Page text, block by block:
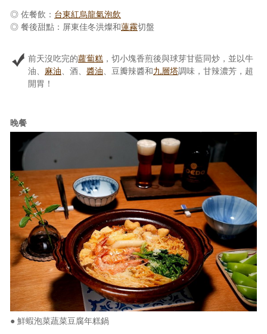
◎ 佐餐飲： 台東紅烏龍氣泡飲
◎ 餐後甜點：屏東佳冬洪燦和蓮霧切盤
前天沒吃完的蘿蔔糕 ，切小塊香煎後與球芽甘藍同炒，並以牛
油、 麻油、酒、 醬油、豆瓣辣醬和九層塔調味，甘辣濃芳，超
開胃！
晚餐
● 鮮蝦泡菜蔬菜豆腐年糕鍋